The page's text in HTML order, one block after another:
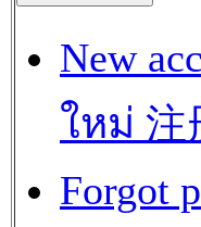
New
ใหม่ 注
Forgot